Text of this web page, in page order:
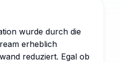
wurde durch die
erheblich
reduziert. Egal ob